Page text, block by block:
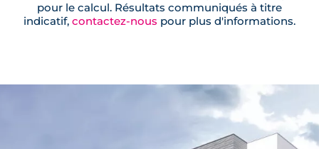
pour le calcul. Résultats communiqués à titre
indicatif, contactez-nous pour plus d'informations.